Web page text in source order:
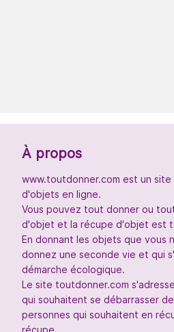
À propos
www.toutdonner.com est un
d'objets en ligne.
Vous pouvez tout donner ou
d'objet et la récupe d'objet est
En donnant les objets que vous
donnez une seconde vie et qui
démarche écologique.
Le site toutdonner.com
qui souhaitent se débarrasser
personnes qui souhaitent en
récupe.